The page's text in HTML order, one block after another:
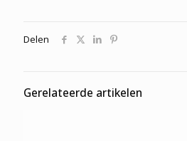
Delen
Gerelateerde artikelen